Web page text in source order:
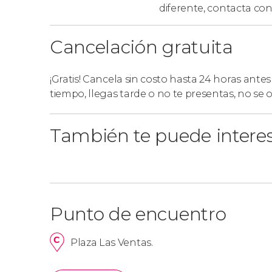
además de tener la entrada incluida,
Orden del itinerario
Tened en cuenta que, por motivos de
itinerario podría variar . Algunos días,
diferente, contacta
Cancelación gratuita
¡Gratis! Cancela sin costo hasta 24 horas
tiempo, llegas tarde o no te presentas, no se
También te puede
Punto de encuentro
Plaza Las Ventas.